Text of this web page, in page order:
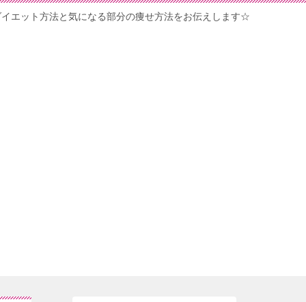
エット方法と気になる部分の痩せ方法をお伝えします☆